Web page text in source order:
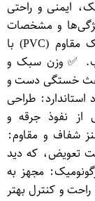
ایمنی و راحتی
و مشخصات
فنی: ✅ جنس بدنه: ساخته شده از پلاستیک مقاوم (PVC) با
✅ وزن سبک و
خستگی دست و
طراحی
نفوذ جرقه و
شفاف و مقاوم:
با قابلیت تعویض، که دید
مجهز به
و کنترل بهتر